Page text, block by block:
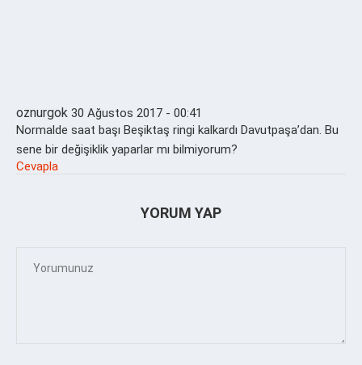
oznurgok 30 Ağustos 2017 - 00:41
Normalde saat başı Beşiktaş ringi kalkardı Davutpaşa’dan. Bu
sene bir değişiklik yaparlar mı bilmiyorum?
Cevapla
YORUM YAP